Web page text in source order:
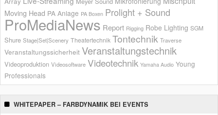
Moving Head PA Anlage PA Boxen Prolight + Sound
ProMediaNews Report Rigging Robe Lighting SGM
Shure Stage|Set|Scenery Theatertechnik Tontechnik Traverse
Veranstaltungssicherheit Veranstaltungstechnik
Videoproduktion Videosoftware Videotechnik Yamaha Audio Young
Professionals
WHITEPAPER – FARBDYNAMIK BEI EVENTS